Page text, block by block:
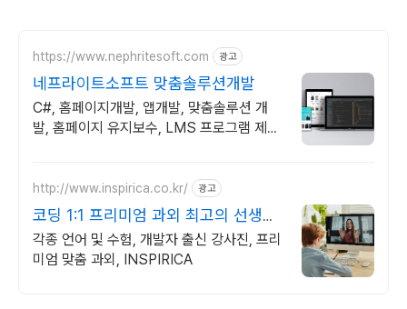
https://www.nephritesoft.com 광고
네프라이트소프트 맞춤솔루션개발
C#, 홈페이지개발, 앱개발, 맞춤솔루션 개
발, 홈페이지 유지보수, LMS 프로그램 제작
http://www.inspirica.co.kr/ 광고
코딩 1:1 프리미엄 과외 최고의 선생님
들과 함께
각종 언어 및 수험, 개발자 출신 강사진, 프리
미엄 맞춤 과외, INSPIRICA